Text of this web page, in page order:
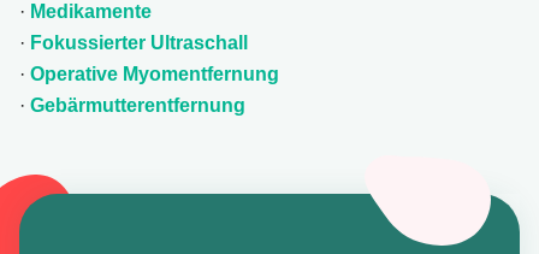
· Medikamente
· Fokussierter Ultraschall
· Operative Myomentfernung
· Gebärmutterentfernung